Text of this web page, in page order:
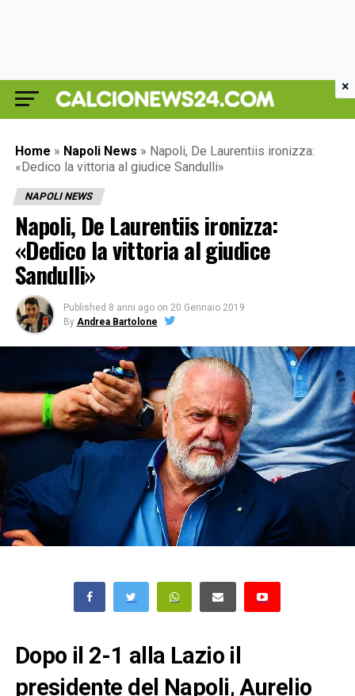
Home » Napoli News » Napoli, De Laurentiis ironizza:
«Dedico la vittoria al giudice Sandulli»
NAPOLI NEWS
Napoli, De Laurentiis ironizza:
«Dedico la vittoria al giudice
Sandulli»
Published 8 anni ago on 20 Gennaio 2019
By Andrea Bartolone
Dopo il 2-1 alla Lazio il
presidente del Napoli, Aurelio
×